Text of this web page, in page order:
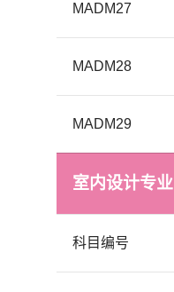
MADM27
MADM28
MADM29
室内设计专业
科目编号